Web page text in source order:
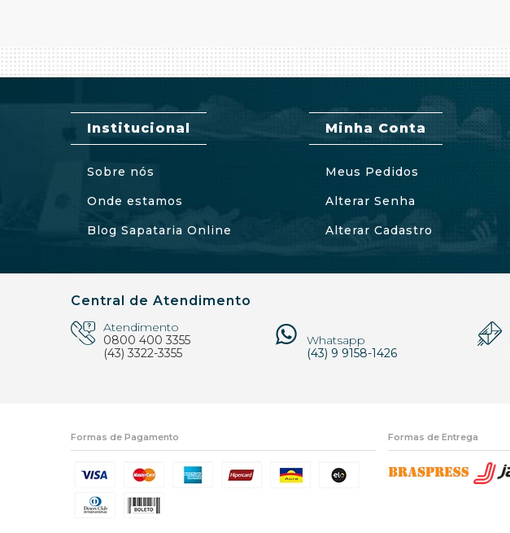
Institucional
Sobre nós
Onde estamos
Blog Sapataria Online
Minha Conta
Meus Pedidos
Alterar Senha
Alterar Cadastro
Central de Atendimento
Atendimento
0800 400 3355
(43) 3322-3355
Whatsapp
(43) 9 9158-1426
Formas de Pagamento Formas de Entrega